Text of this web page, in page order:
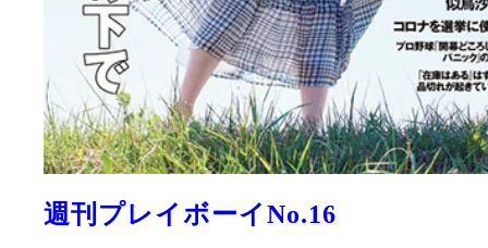
週刊プレイボーイNo.16